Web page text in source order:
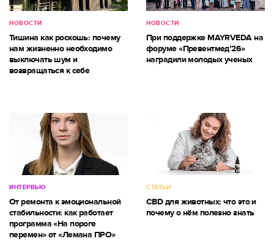
НОВОСТИ
Тишина как роскошь: почему
нам жизненно необходимо
выключать шум и
возвращаться к себе
НОВОСТИ
При поддержке MAYRVEDA на
форуме «Превентмед’26»
наградили молодых ученых
ИНТЕРВЬЮ
От ремонта к эмоциональной
стабильности: как работает
программа «На пороге
перемен» от «Лемана ПРО»
СТАТЬИ
CBD для животных: что это и
почему о нём полезно знать